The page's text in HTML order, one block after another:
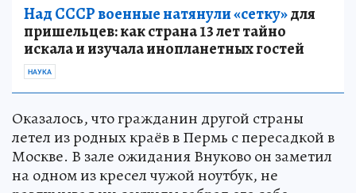
Над СССР военные натянули «сетку»для
пришельцев: как страна 13 лет тайно
искала и изучала инопланетных гостей
НАУКА
Оказалось, что гражданин другой страны
летел из родных краёв в Пермь с пересадкой в
Москве. В зале ожидания Внуково он заметил
на одном из кресел чужой ноутбук, не